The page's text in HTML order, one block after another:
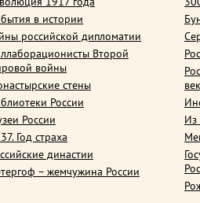
в истории
российской дипломатии
Второй
войны
стены
России
России
Год страха
династии
– жемчужина России
Из